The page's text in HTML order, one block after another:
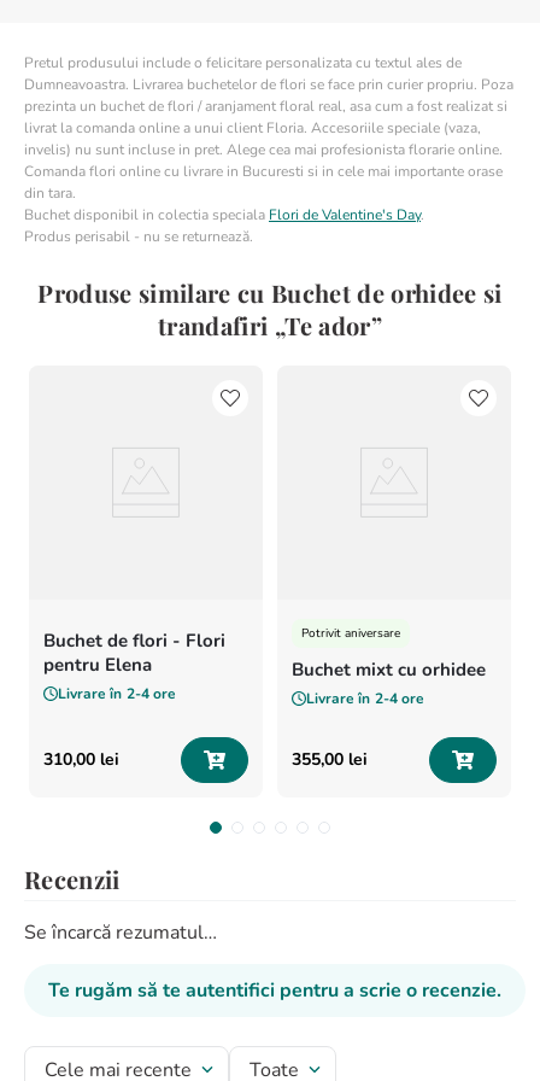
formale, fiind o alegere versatila pentru a transmite un mesaj de
afectiune si apreciere.
Cum se ingrijeste buchetul de orhidee si trandafiri?
Ingrijirea adecvata a buchetului „Te ador” contribuie semnificativ
la mentinerea prospetimii si frumusetii florilor. Este recomandat
umplut cu apa proaspata. Asigura-te ca frunzele nu ajung in apa,
pentru a preveni descompunerea lor si schimba apa zilnic pentru
a mentine florile in stare optima. In cazul aranjamentelor care
Transport gratuit:
Disponibil in peste 100 de orase.
Felicitare cadou:
Inclusa gratuit cu fiecare buchet.
Pretul produsului include o felicitare personalizata cu textul ales de
Dumneavoastra. Livrarea buchetelor de flori se face prin curier propriu. Poza
prezinta un buchet de flori / aranjament floral real, asa cum a fost realizat si
livrat la comanda online a unui client Floria. Accesoriile speciale (vaza,
invelis) nu sunt incluse in pret. Alege cea mai profesionista florarie online.
Comanda flori online cu livrare in Bucuresti si in cele mai importante orase
din tara.
Buchet disponibil in colectia speciala Flori de Valentine's Day.
Produs perisabil - nu se returnează.
Produse similare cu Buchet de orhidee si
trandafiri „Te ador”
Buchet de flori - Flori
pentru Elena
Livrare în 2-4 ore
310,00 lei
Potrivit aniversare
Buchet mixt cu orhidee
Livrare în 2-4 ore
355,00 lei
Recenzii
Se încarcă rezumatul…
Te rugăm să te autentifici pentru a scrie o recenzie.
Cele mai recente Toate